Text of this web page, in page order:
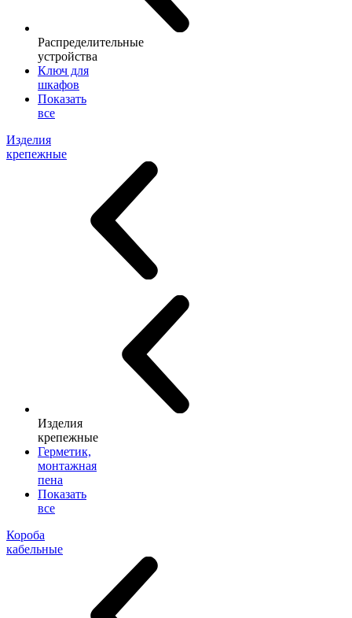
Распределительные
устройства
Ключ для
шкафов
Показать
все
Изделия
крепежные
Изделия
крепежные
Герметик,
монтажная
пена
Показать
все
Короба
кабельные